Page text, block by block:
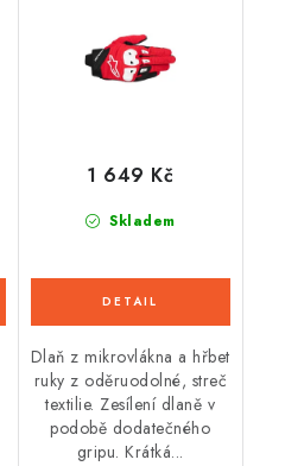
Skladem
1 649 Kč
Dlaň z mikrovlákna a hřbet
ruky z oděruodolné, streč
textilie. Zesílení dlaně v
podobě dodatečného
gripu. Krátká...